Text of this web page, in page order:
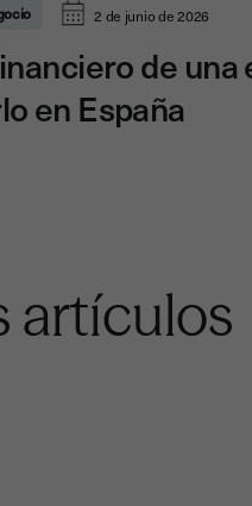
2 de junio de 2026
de
en España
artículos